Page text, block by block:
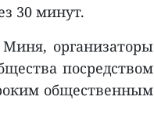
30 минут.
организаторы
посредством
общественным